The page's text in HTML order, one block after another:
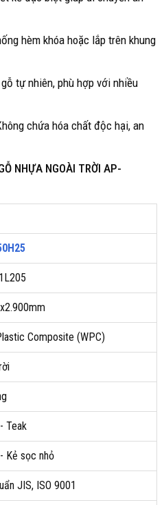
hèm khóa hoặc lắp trên khung
tự nhiên, phù hợp với nhiều
chứa hóa chất độc hại, an
NHỰA NGOÀI TRỜI AP-
Composite (WPC)
Teak
Kẻ sọc nhỏ
JIS, ISO 9001